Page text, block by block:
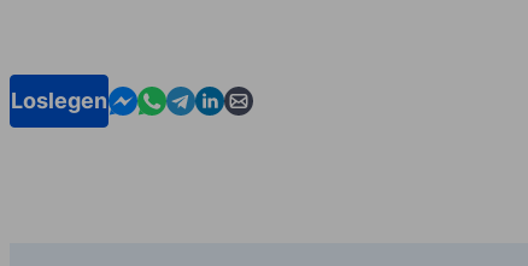
LoslegenContact us in Messenger
Contact us in WhatsApp
Contact us in Telegram
Contact us in Linkedin
Contact us by email